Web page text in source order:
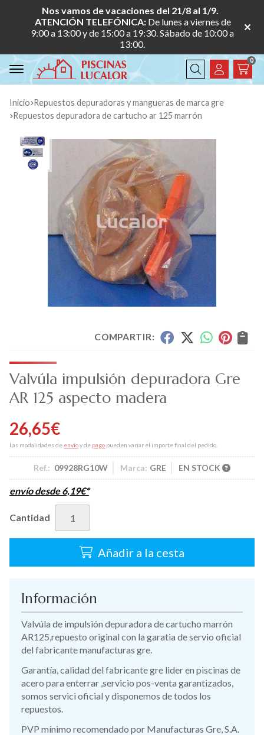
Nos vamos de vacaciones del 21/8 al 1/9.
ATENCIÓN TELEFÓNICA: De lunes a viernes de
9:00 a 13:00 y de 15:00 a 19:30. Sábado de 10:00 a
13:00.
Buscar
0
Inicio
repuestos depuradoras y mangueras de marca gre
repuestos depuradora de cartucho ar 125 marrón
COMPARTIR:
Valvúla impulsión depuradora Gre
AR 125 aspecto madera
26,65€
Las modalidades de envíoy de pago pueden variar el importe final del pedido.
Ref.: 09928RG10W Marca: GRE EN STOCK
envío desde6,19€*
Cantidad
Añadir a la cesta
Información
Valvúla de impulsión depuradora de cartucho marrón
AR125,repuesto original con la garatia de servio oficial
del fabricante manufacturas gre.
Garantía, calidad del fabricante gre lider en piscinas de
acero para enterrar ,servicio pos-venta garantizados,
somos servici oficial y disponemos de todos los
repuestos.
PVP mínimo recomendado por Manufacturas Gre, S.A.